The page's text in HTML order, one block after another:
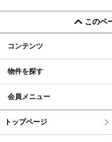
このペ
コンテンツ
物件を探す
会員メニュー
トップページ